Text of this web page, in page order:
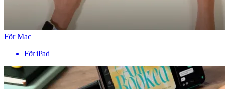
För Mac
För iPad